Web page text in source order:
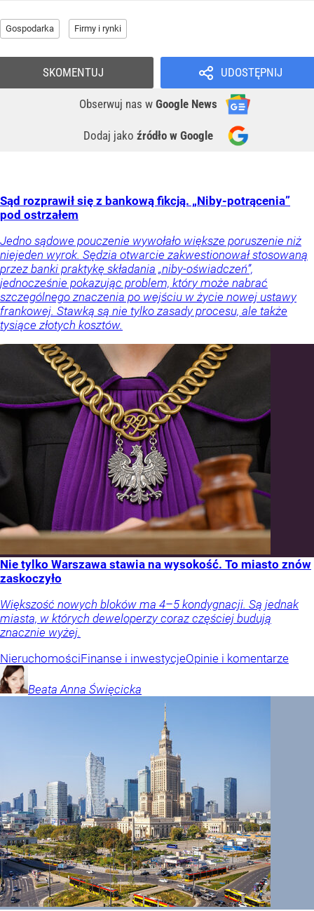
Gospodarka Firmy i rynki
UDOSTĘPNIJ
Obserwuj nas w Google News
Dodaj jako źródło w Google
SKOMENTUJ
Sąd rozprawił się z bankową fikcją. „Niby-potrącenia”
pod ostrzałem
Jedno sądowe pouczenie wywołało większe poruszenie niż
niejeden wyrok. Sędzia otwarcie zakwestionował stosowaną
przez banki praktykę składania „niby-oświadczeń”,
jednocześnie pokazując problem, który może nabrać
szczególnego znaczenia po wejściu w życie nowej ustawy
frankowej. Stawką są nie tylko zasady procesu, ale także
tysiące złotych kosztów.
Nie tylko Warszawa stawia na wysokość. To miasto znów
zaskoczyło
Większość nowych bloków ma 4–5 kondygnacji. Są jednak
miasta, w których deweloperzy coraz częściej budują
znacznie wyżej.
NieruchomościFinanse i inwestycjeOpinie i komentarze
Beata Anna Święcicka